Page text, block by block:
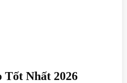
Tốt Nhất 2026